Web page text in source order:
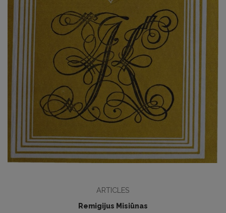
ARTICLES
Remigijus Misiūnas